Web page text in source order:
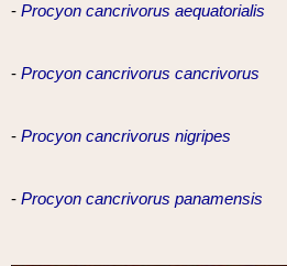
- Procyon cancrivorus aequatorialis
- Procyon cancrivorus cancrivorus
- Procyon cancrivorus nigripes
- Procyon cancrivorus panamensis